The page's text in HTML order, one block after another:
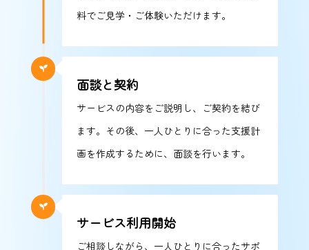
料でご見学・ご体験いただけます。
面談と契約
サービスの内容をご説明し、ご契約を結び
ます。その後、一人ひとりに合った支援計
画を作成するために、面談を行います。
サービス利用開始
ご相談しながら、一人ひとりに合ったサポ